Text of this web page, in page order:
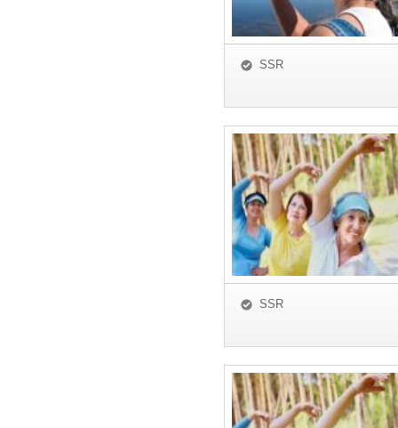
SSR
SSR